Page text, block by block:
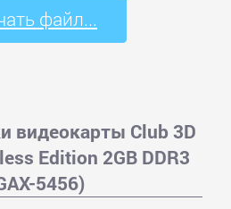
файл...
видеокарты Club 3D
Edition 2GB DDR3
5456)